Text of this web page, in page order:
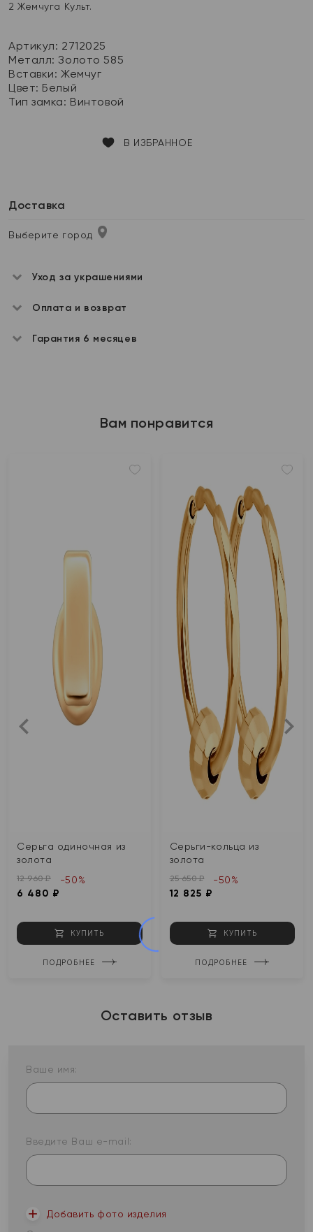
2 Жемчуга Культ.
Артикул: 2712025
Металл:Золото 585
Вставки:Жемчуг
Цвет: Белый
Тип замка: Винтовой
В ИЗБРАННОЕ
Доставка
Выберите город
Уход за украшениями
Оплата и возврат
Гарантия 6 месяцев
Вам понравится
Серьга одиночная из
золота
12 960 ₽
6 480 ₽
-50%
КУПИТЬ
ПОДРОБНЕЕ
Серьги-кольца из
золота
25 650 ₽
12 825 ₽
-50%
КУПИТЬ
ПОДРОБНЕЕ
Оставить отзыв
Ваше имя:
Введите Ваш e-mail:
Добавить фото изделия